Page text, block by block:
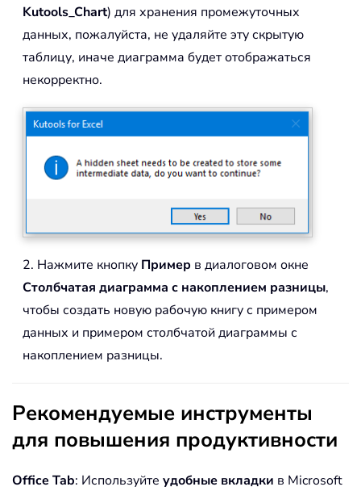
Kutools_Chart) для хранения промежуточных
данных, пожалуйста, не удаляйте эту скрытую
таблицу, иначе диаграмма будет отображаться
некорректно.
2. Нажмите кнопку Пример в диалоговом окне
Столбчатая диаграмма с накоплением разницы,
чтобы создать новую рабочую книгу с примером
данных и примером столбчатой диаграммы с
накоплением разницы.
Рекомендуемые инструменты
для повышения продуктивности
Office Tab: Используйте удобные вкладки в Microsoft